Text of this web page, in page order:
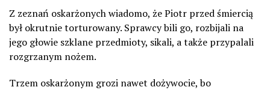
Z zeznań oskarżonych wiadomo, że Piotr przed śmiercią
był okrutnie torturowany. Sprawcy bili go, rozbijali na
jego głowie szklane przedmioty, sikali, a także przypalali
rozgrzanym nożem.
Trzem oskarżonym grozi nawet dożywocie, bo